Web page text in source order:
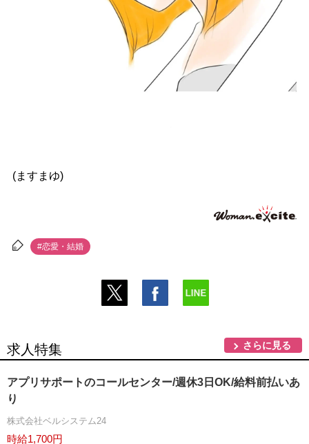
(ますまゆ)
#恋愛・結婚
求人特集 さらに見る
アプリサポートのコールセンター/週休3日OK/給料前払いあ
り
株式会社ベルシステム24
時給1,700円